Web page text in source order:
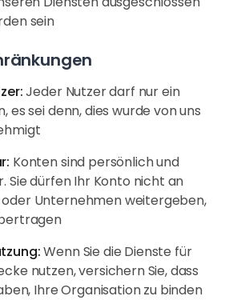
sein
Jeder Nutzer darf nur ein
es sei denn, dies wurde von uns
Konten sind persönlich und
Sie dürfen Ihr Konto nicht an
Unternehmen weitergeben,
Wenn Sie die Dienste für
nutzen, versichern Sie, dass
Ihre Organisation zu binden